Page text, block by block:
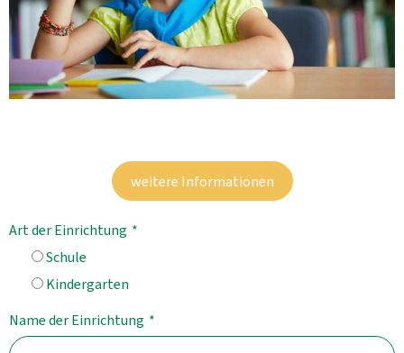
weitere Informationen
Art der Einrichtung *
Schule
Kindergarten
Name der Einrichtung *